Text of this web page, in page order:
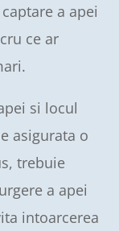
a apei
ce ar
si locul
asigurata o
trebuie
a apei
intoarcerea